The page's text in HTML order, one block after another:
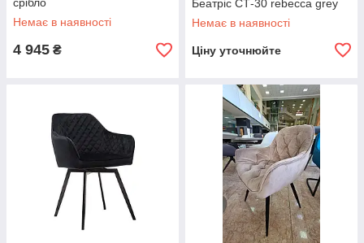
Немає в наявності
4 945 ₴
Беатріс СТ-30 rebecca grey
Немає в наявності
Ціну уточнюйте